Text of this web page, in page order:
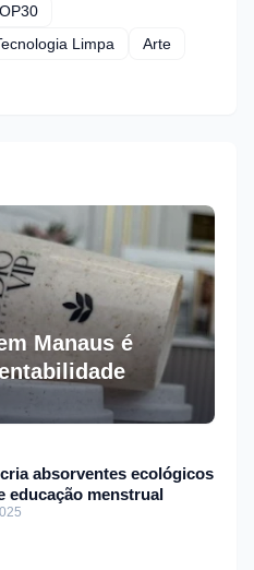
Limpa
Arte
Manaus é
absorventes ecológicos
educação menstrual